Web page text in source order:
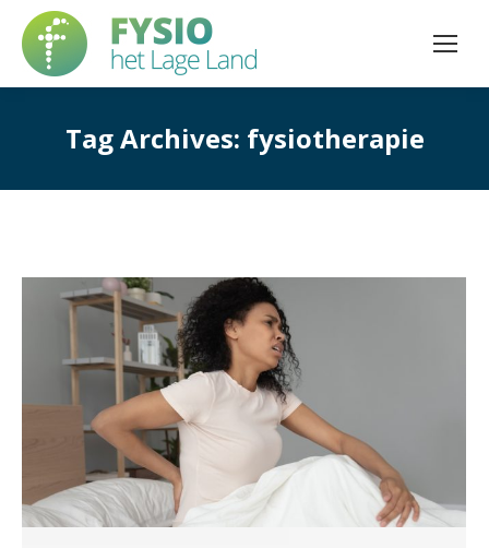
Tag Archives: fysiotherapie